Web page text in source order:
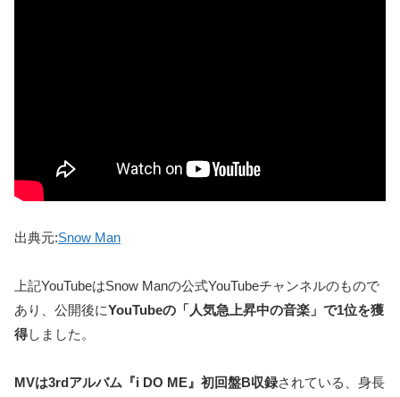
出典元:Snow Man
上記YouTubeはSnow Manの公式YouTubeチャンネルのもので
あり、公開後にYouTubeの「人気急上昇中の音楽」で1位を獲
得しました。
MVは3rdアルバム『i DO ME』初回盤B収録されている、身長